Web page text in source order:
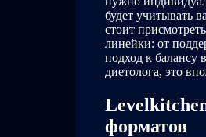
будет учитывать
стоит
линейки: от
подход к балансу
диетолога, это
форматов